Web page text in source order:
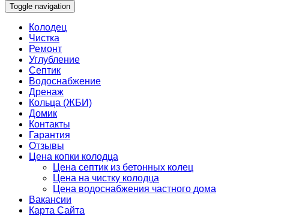
Toggle navigation
Колодец
Чистка
Ремонт
Углубление
Септик
Водоснабжение
Дренаж
Кольца (ЖБИ)
Домик
Контакты
Гарантия
Отзывы
Цена копки колодца
Цена септик из бетонных колец
Цена на чистку колодца
Цена водоснабжения частного дома
Вакансии
Карта Сайта